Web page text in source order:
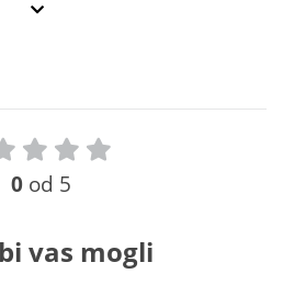
0 od 5
vas mogli